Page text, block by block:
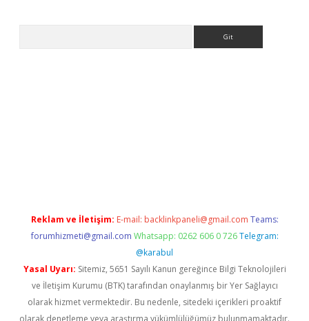
Reklam ve İletişim: E-mail: backlinkpaneli@gmail.com Teams:
forumhizmeti@gmail.com Whatsapp: 0262 606 0 726 Telegram:
@karabul
Yasal Uyarı: Sitemiz, 5651 Sayılı Kanun gereğince Bilgi Teknolojileri
ve İletişim Kurumu (BTK) tarafından onaylanmış bir Yer Sağlayıcı
olarak hizmet vermektedir. Bu nedenle, sitedeki içerikleri proaktif
olarak denetleme veya araştırma yükümlülüğümüz bulunmamaktadır.